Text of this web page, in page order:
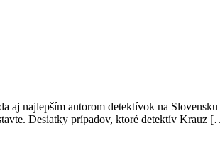
aj najlepším autorom detektívok na
Desiatky prípadov, ktoré detektív Krauz